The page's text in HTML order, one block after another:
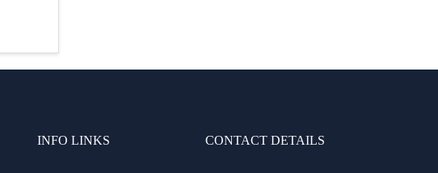
INFO LINKS CONTACT DETAILS